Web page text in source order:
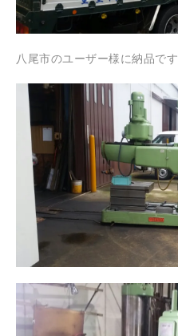
八尾市のユーザー様に納品です